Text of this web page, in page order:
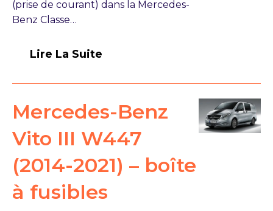
(prise de courant) dans la Mercedes-
Benz Classe…
Lire La Suite
Mercedes-Benz
Vito III W447
(2014-2021) – boîte
à fusibles